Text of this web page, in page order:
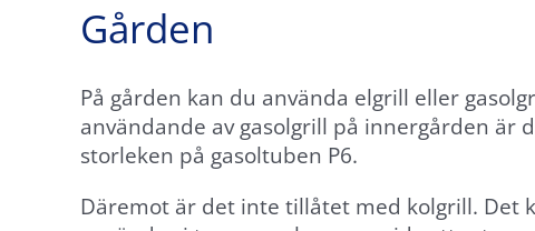
Gården
På gården kan du använda elgrill eller
användande av gasolgrill på innergården är
storleken på gasoltuben P6.
Däremot är det inte tillåtet med kolgrill. Det